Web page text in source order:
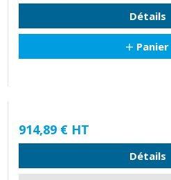
Détails
Panier
914,89 € HT
Détails